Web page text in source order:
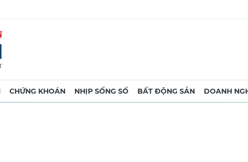
CHỨNG KHOÁN NHỊP SỐNG SỐ BẤT ĐỘNG SẢN DOANH